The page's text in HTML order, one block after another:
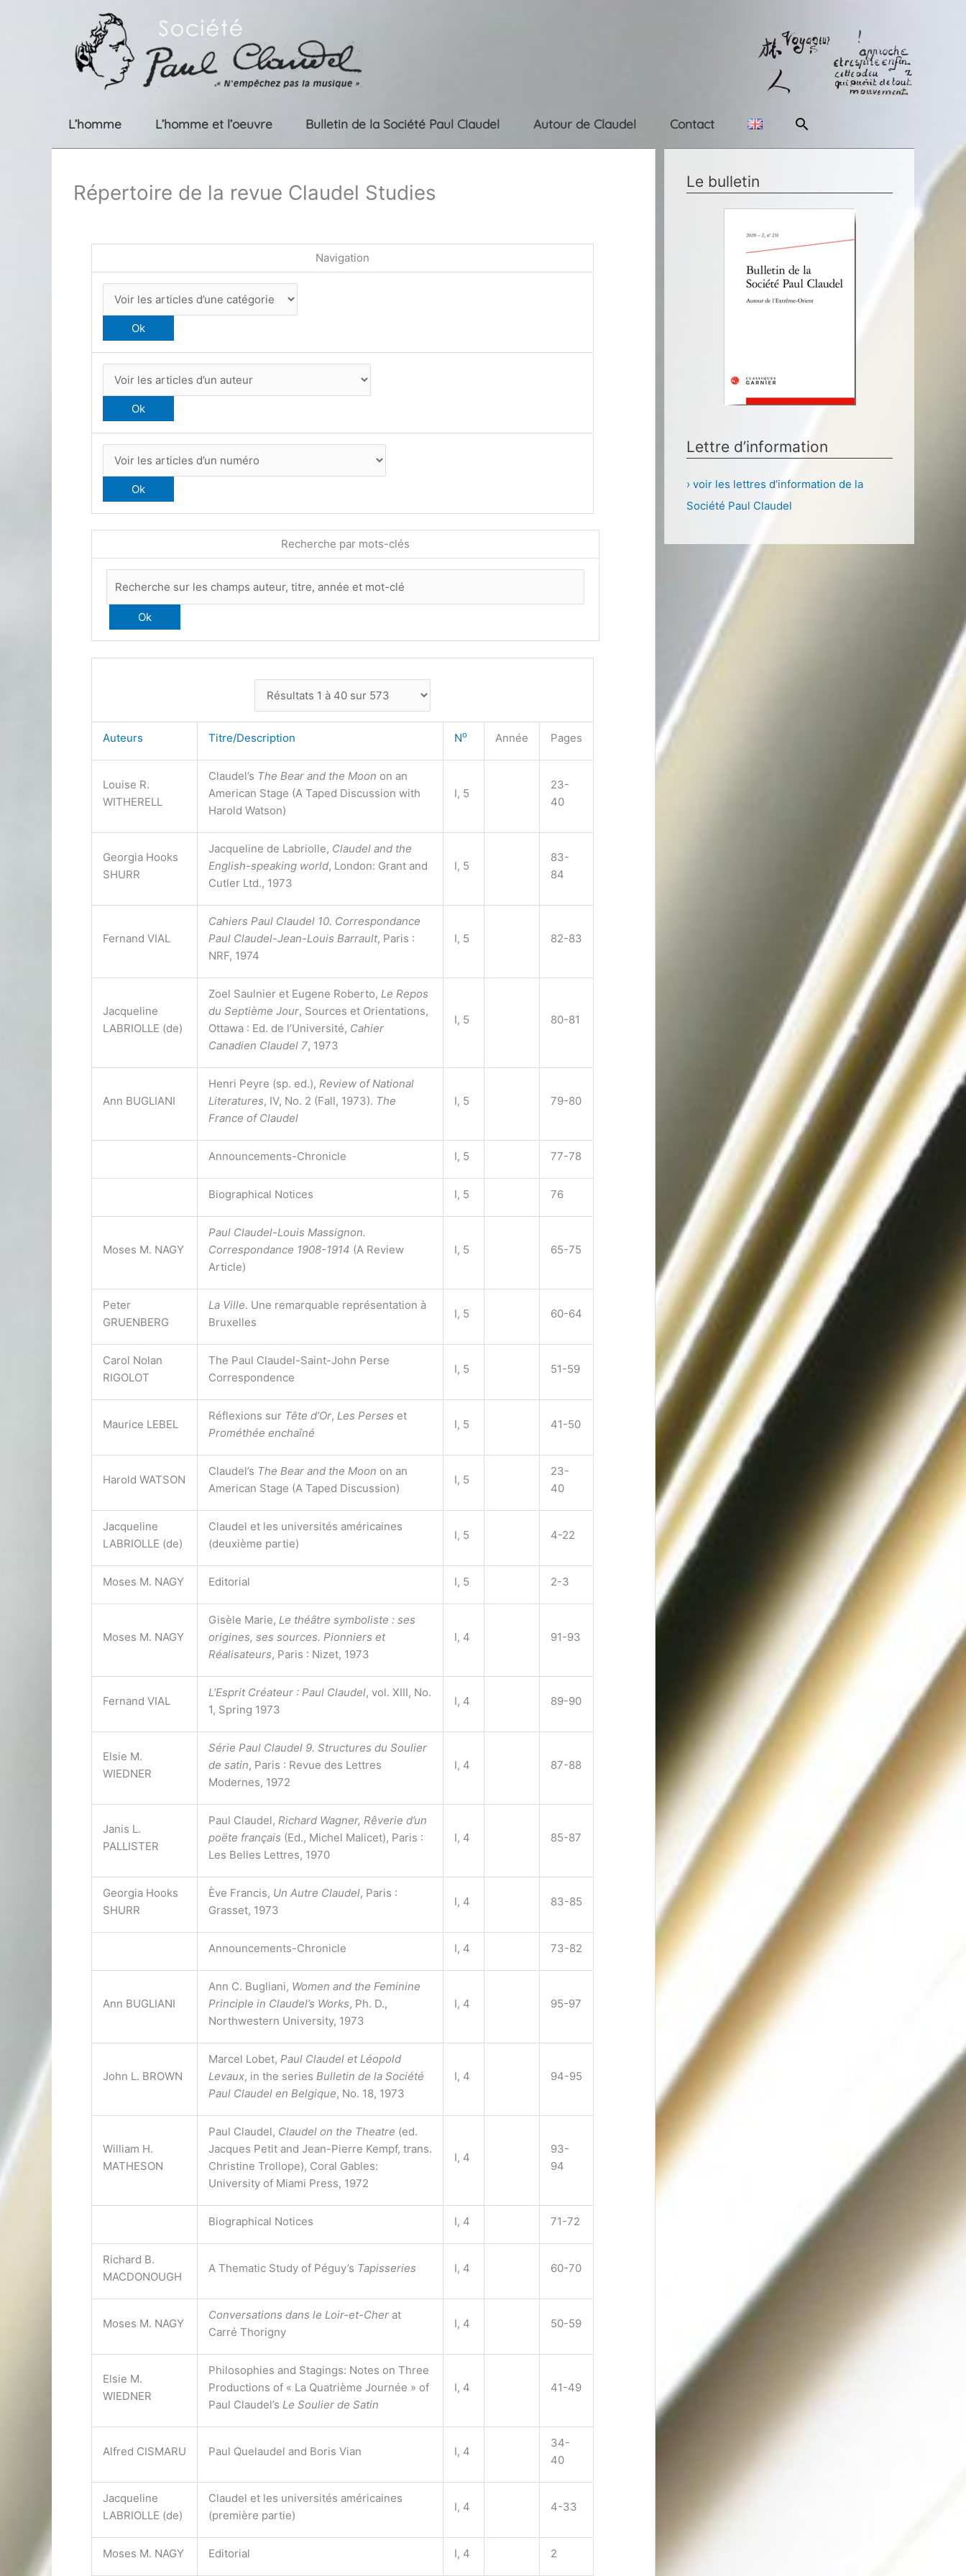
L’homme L’homme et l’oeuvre Bulletin de la Société Paul Claudel Autour de Claudel Contact Rechercher
Répertoire de la revue Claudel Studies
Navigation
Recherche par mots-clés
Auteurs Titre/Description No Année Pages
Louise R.
WITHERELL
Claudel’s The Bear and the Moon on an
American Stage (A Taped Discussion with
Harold Watson)
I, 5
23-
40
Georgia Hooks
SHURR
Jacqueline de Labriolle, Claudel and the
English-speaking world, London: Grant and
Cutler Ltd., 1973
I, 5
83-
84
Fernand VIAL
Cahiers Paul Claudel 10. Correspondance
Paul Claudel-Jean-Louis Barrault, Paris :
NRF, 1974
I, 5 82-83
Jacqueline
LABRIOLLE (de)
Zoel Saulnier et Eugene Roberto, Le Repos
du Septième Jour, Sources et Orientations,
Ottawa : Ed. de l’Université, Cahier
Canadien Claudel 7, 1973
I, 5 80-81
Ann BUGLIANI
Henri Peyre (sp. ed.), Review of National
Literatures, IV, No. 2 (Fall, 1973). The
France of Claudel
I, 5 79-80
Announcements-Chronicle I, 5 77-78
Biographical Notices I, 5 76
Moses M. NAGY
Paul Claudel-Louis Massignon.
Correspondance 1908-1914 (A Review
Article)
I, 5 65-75
Peter
GRUENBERG
La Ville. Une remarquable représentation à
Bruxelles
I, 5 60-64
Carol Nolan
RIGOLOT
The Paul Claudel-Saint-John Perse
Correspondence
I, 5 51-59
Maurice LEBEL
Réflexions sur Tête d’Or, Les Perses et
Prométhée enchaîné
I, 5 41-50
Harold WATSON
Claudel’s The Bear and the Moon on an
American Stage (A Taped Discussion)
I, 5
23-
40
Jacqueline
LABRIOLLE (de)
Claudel et les universités américaines
(deuxième partie)
I, 5 4-22
Moses M. NAGY Editorial I, 5 2-3
Moses M. NAGY
Gisèle Marie, Le théâtre symboliste : ses
origines, ses sources. Pionniers et
Réalisateurs, Paris : Nizet, 1973
I, 4 91-93
Fernand VIAL
L’Esprit Créateur : Paul Claudel, vol. XIII, No.
1, Spring 1973
I, 4 89-90
Elsie M.
WIEDNER
Série Paul Claudel 9. Structures du Soulier
de satin, Paris : Revue des Lettres
Modernes, 1972
I, 4 87-88
Janis L.
PALLISTER
Paul Claudel, Richard Wagner, Rêverie d’un
poëte français (Ed., Michel Malicet), Paris :
Les Belles Lettres, 1970
I, 4 85-87
Georgia Hooks
SHURR
Ève Francis, Un Autre Claudel, Paris :
Grasset, 1973
I, 4 83-85
Announcements-Chronicle I, 4 73-82
Ann BUGLIANI
Ann C. Bugliani, Women and the Feminine
Principle in Claudel’s Works, Ph. D.,
Northwestern University, 1973
I, 4 95-97
John L. BROWN
Marcel Lobet, Paul Claudel et Léopold
Levaux, in the series Bulletin de la Société
Paul Claudel en Belgique, No. 18, 1973
I, 4 94-95
William H.
MATHESON
Paul Claudel, Claudel on the Theatre (ed.
Jacques Petit and Jean-Pierre Kempf, trans.
Christine Trollope), Coral Gables:
University of Miami Press, 1972
I, 4
93-
94
Biographical Notices I, 4 71-72
Richard B.
MACDONOUGH
A Thematic Study of Péguy’s Tapisseries I, 4 60-70
Moses M. NAGY
Conversations dans le Loir-et-Cher at
Carré Thorigny
I, 4 50-59
Elsie M.
WIEDNER
Philosophies and Stagings: Notes on Three
Productions of « La Quatrième Journée » of
Paul Claudel’s Le Soulier de Satin
I, 4 41-49
Alfred CISMARU Paul Quelaudel and Boris Vian I, 4
34-
40
Jacqueline
LABRIOLLE (de)
Claudel et les universités américaines
(première partie)
I, 4 4-33
Moses M. NAGY Editorial I, 4 2
Le bulletin
Lettre d’information
› voir les lettres d’information de la
Société Paul Claudel